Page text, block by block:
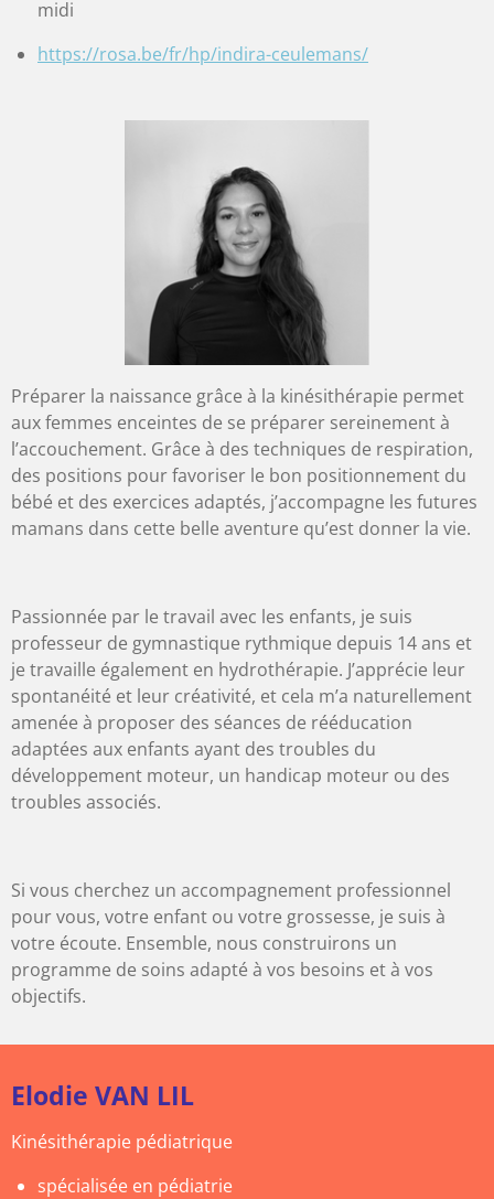
midi
https://rosa.be/fr/hp/indira-ceulemans/
Préparer la naissance grâce à la kinésithérapie permet
aux femmes enceintes de se préparer sereinement à
l’accouchement. Grâce à des techniques de respiration,
des positions pour favoriser le bon positionnement du
bébé et des exercices adaptés, j’accompagne les futures
mamans dans cette belle aventure qu’est donner la vie.
Passionnée par le travail avec les enfants, je suis
professeur de gymnastique rythmique depuis 14 ans et
je travaille également en hydrothérapie. J’apprécie leur
spontanéité et leur créativité, et cela m’a naturellement
amenée à proposer des séances de rééducation
adaptées aux enfants ayant des troubles du
développement moteur, un handicap moteur ou des
troubles associés.
Si vous cherchez un accompagnement professionnel
pour vous, votre enfant ou votre grossesse, je suis à
votre écoute. Ensemble, nous construirons un
programme de soins adapté à vos besoins et à vos
objectifs.
Elodie VAN LIL
Kinésithérapie pédiatrique
spécialisée en pédiatrie